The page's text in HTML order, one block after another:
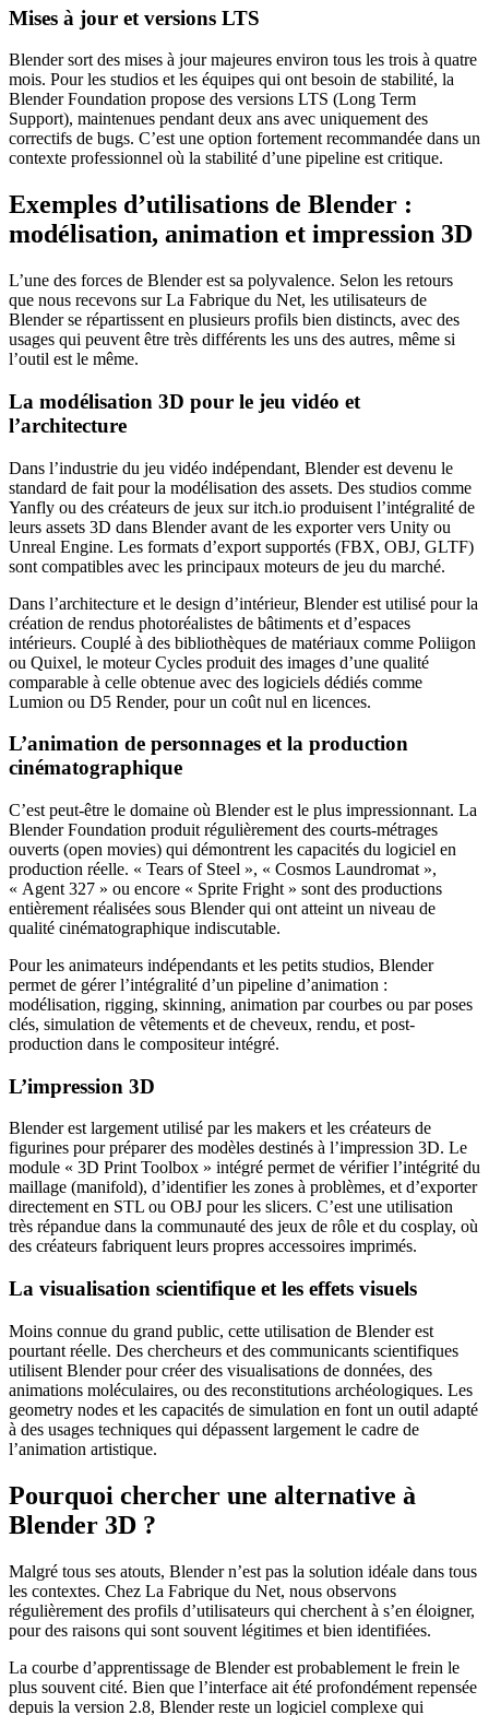
Mises à jour et versions LTS
Blender sort des mises à jour majeures environ tous les trois à quatre
mois. Pour les studios et les équipes qui ont besoin de stabilité, la
Blender Foundation propose des versions LTS (Long Term
Support), maintenues pendant deux ans avec uniquement des
correctifs de bugs. C’est une option fortement recommandée dans un
contexte professionnel où la stabilité d’une pipeline est critique.
Exemples d’utilisations de Blender :
modélisation, animation et impression 3D
L’une des forces de Blender est sa polyvalence. Selon les retours
que nous recevons sur La Fabrique du Net, les utilisateurs de
Blender se répartissent en plusieurs profils bien distincts, avec des
usages qui peuvent être très différents les uns des autres, même si
l’outil est le même.
La modélisation 3D pour le jeu vidéo et
l’architecture
Dans l’industrie du jeu vidéo indépendant, Blender est devenu le
standard de fait pour la modélisation des assets. Des studios comme
Yanfly ou des créateurs de jeux sur itch.io produisent l’intégralité de
leurs assets 3D dans Blender avant de les exporter vers Unity ou
Unreal Engine. Les formats d’export supportés (FBX, OBJ, GLTF)
sont compatibles avec les principaux moteurs de jeu du marché.
Dans l’architecture et le design d’intérieur, Blender est utilisé pour la
création de rendus photoréalistes de bâtiments et d’espaces
intérieurs. Couplé à des bibliothèques de matériaux comme Poliigon
ou Quixel, le moteur Cycles produit des images d’une qualité
comparable à celle obtenue avec des logiciels dédiés comme
Lumion ou D5 Render, pour un coût nul en licences.
L’animation de personnages et la production
cinématographique
C’est peut-être le domaine où Blender est le plus impressionnant. La
Blender Foundation produit régulièrement des courts-métrages
ouverts (open movies) qui démontrent les capacités du logiciel en
production réelle. « Tears of Steel », « Cosmos Laundromat »,
« Agent 327 » ou encore « Sprite Fright » sont des productions
entièrement réalisées sous Blender qui ont atteint un niveau de
qualité cinématographique indiscutable.
Pour les animateurs indépendants et les petits studios, Blender
permet de gérer l’intégralité d’un pipeline d’animation :
modélisation, rigging, skinning, animation par courbes ou par poses
clés, simulation de vêtements et de cheveux, rendu, et post-
production dans le compositeur intégré.
L’impression 3D
Blender est largement utilisé par les makers et les créateurs de
figurines pour préparer des modèles destinés à l’impression 3D. Le
module « 3D Print Toolbox » intégré permet de vérifier l’intégrité du
maillage (manifold), d’identifier les zones à problèmes, et d’exporter
directement en STL ou OBJ pour les slicers. C’est une utilisation
très répandue dans la communauté des jeux de rôle et du cosplay, où
des créateurs fabriquent leurs propres accessoires imprimés.
La visualisation scientifique et les effets visuels
Moins connue du grand public, cette utilisation de Blender est
pourtant réelle. Des chercheurs et des communicants scientifiques
utilisent Blender pour créer des visualisations de données, des
animations moléculaires, ou des reconstitutions archéologiques. Les
geometry nodes et les capacités de simulation en font un outil adapté
à des usages techniques qui dépassent largement le cadre de
l’animation artistique.
Pourquoi chercher une alternative à
Blender 3D ?
Malgré tous ses atouts, Blender n’est pas la solution idéale dans tous
les contextes. Chez La Fabrique du Net, nous observons
régulièrement des profils d’utilisateurs qui cherchent à s’en éloigner,
pour des raisons qui sont souvent légitimes et bien identifiées.
La courbe d’apprentissage de Blender est probablement le frein le
plus souvent cité. Bien que l’interface ait été profondément repensée
depuis la version 2.8, Blender reste un logiciel complexe qui